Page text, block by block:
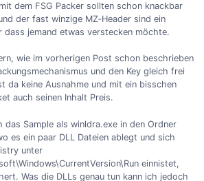
dem FSG Packer sollten schon knackbar
der fast winzige MZ‐Header sind ein
dass jemand etwas verstecken möchte.
wie im vorherigen Post schon beschrieben
und den Key gleich frei
da keine Ausnahme und mit ein bisschen
auch seinen Inhalt Preis.
Sample als winldra.exe in den Ordner
es ein paar DLL Dateien ablegt und sich
unter
einnistet,
Was die DLLs genau tun kann ich jedoch